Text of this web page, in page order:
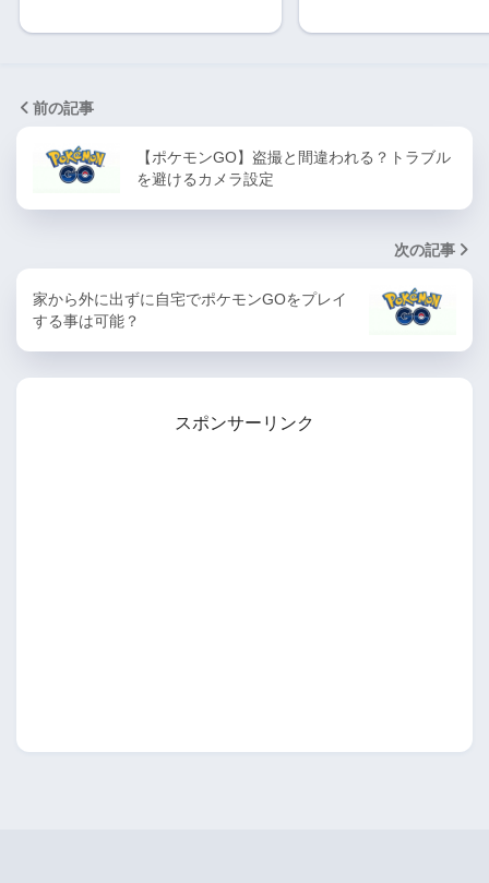
前の記事
【ポケモンGO】盗撮と間違われる？トラブル
を避けるカメラ設定
次の記事
家から外に出ずに自宅でポケモンGOをプレイ
する事は可能？
スポンサーリンク